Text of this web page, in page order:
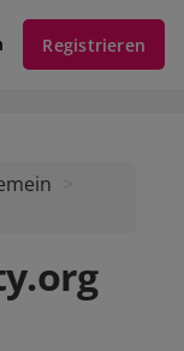
Registrieren